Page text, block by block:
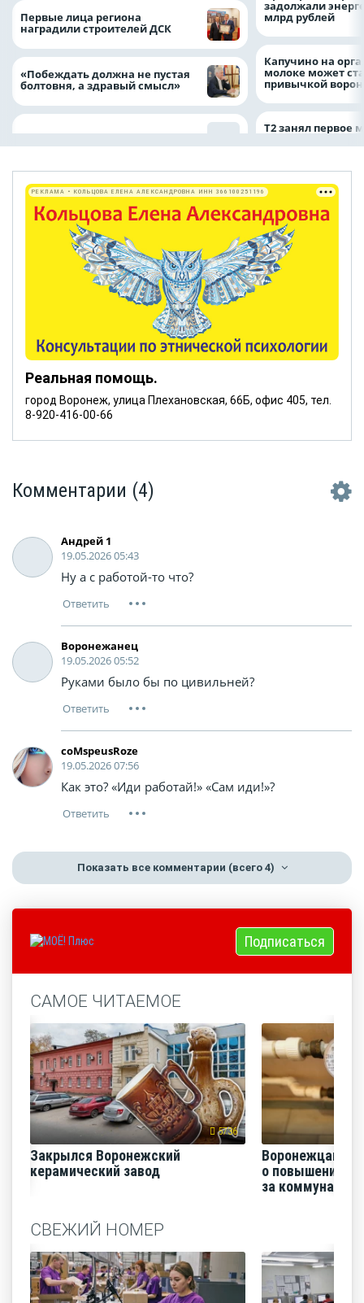
Первые лица региона
наградили строителей ДСК
«Побеждать должна не пустая
болтовня, а здравый смысл»
задолжали
млрд рублей
Капучино на
молоке может
привычкой
Т2 занял первое
Реальная помощь.
город Воронеж, улица Плехановская, 66Б, офис 405, тел.
8-920-416-00-66
РЕКЛАМА • КОЛЬЦОВА ЕЛЕНА АЛЕКСАНДРОВНА ИНН 366100251196
Комментарии (4)
Андрей 1
19.05.2026 05:43
Ну а с работой-то что?
Воронежанец
19.05.2026 05:52
Руками было бы по цивильней?
coMspeusRoze
19.05.2026 07:56
Как это? «Иди работай!» «Сам иди!»?
Показать все комментарии (всего 4)
Подписаться
САМОЕ ЧИТАЕМОЕ
5736
Закрылся Воронежский
керамический завод
Воронежцам
о повышении
за
СВЕЖИЙ НОМЕР